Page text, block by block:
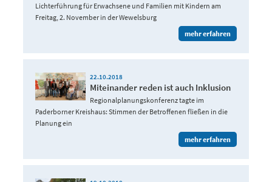
Lichterführung für Erwachsene und Familien mit Kindern am
Freitag, 2. November in der Wewelsburg
mehr erfahren
22.10.2018
Miteinander reden ist auch Inklusion
Regionalplanungskonferenz tagte im
Paderborner Kreishaus: Stimmen der Betroffenen fließen in die
Planung ein
mehr erfahren